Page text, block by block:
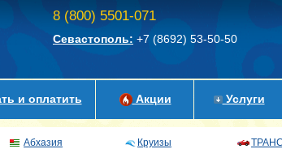
8 (800) 5501-071
Севастополь: +7 (8692) 53-50-50
и оплатить Акции Услуги
Абхазия Круизы